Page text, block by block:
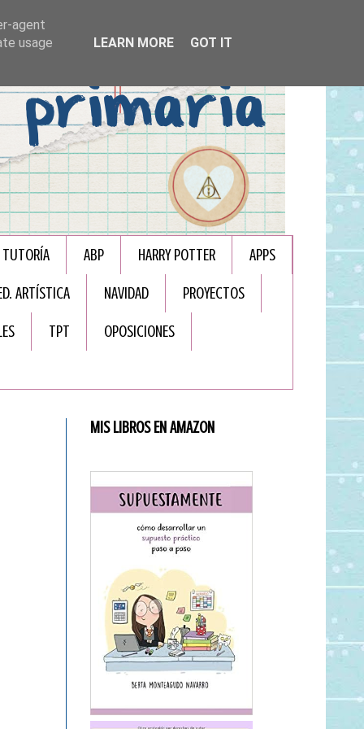
TUTORÍA ABP HARRY POTTER APPS
ARTÍSTICA NAVIDAD PROYECTOS
TPT OPOSICIONES
MIS LIBROS EN AMAZON
agent
usage
LEARN MORE GOT IT